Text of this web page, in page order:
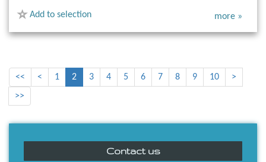
Add to selection more »
<< < 1 2 3 4 5 6 7 8 9 10
>
>>
Contact us